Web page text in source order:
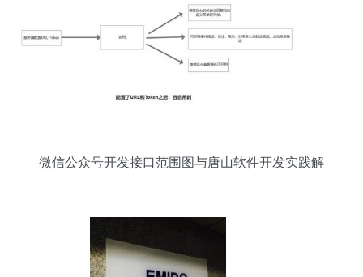
微信公众号开发接口范围图与唐山软件开发实践解